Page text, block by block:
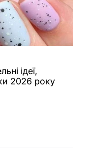
ідеї,
2026 року